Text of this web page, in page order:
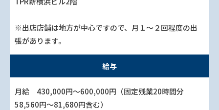
※出店店舗は地方が中心ですので、月１～２回程度の出
張があります。
給与
月給 430,000円～600,000円（固定残業20時間分
58,560円～81,680円含む）